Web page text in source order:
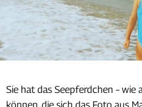
Sie hat das Seepferdchen – wie
können, die sich das Foto aus